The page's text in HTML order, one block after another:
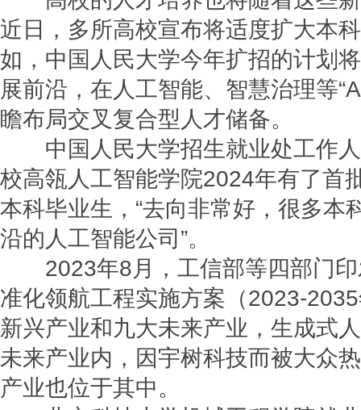
近日，多所高校宣布将适度扩大本
如，中国人民大学今年扩招的计划
展前沿，在人工智能、智慧治理等
瞻布局交叉复合型人才储备。
中国人民大学招生就业处工作人
校高瓴人工智能学院2024年有了首
本科毕业生，“去向非常好，很多本
沿的人工智能公司”。
2023年8月，工信部等四部门印
准化领航工程实施方案（2023-
新兴产业和九大未来产业，生成式
未来产业内，因宇树科技而被大众
产业也位于其中。